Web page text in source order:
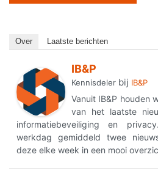
Over Laatste berichten
IB&P
Kennisdeler bij IB&P
Vanuit IB&P houden
van het laatste
informatiebeveiliging en
werkdag gemiddeld twee
deze elke week in een mooi